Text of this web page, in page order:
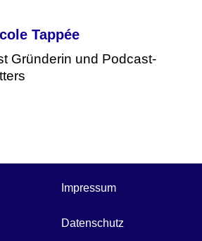
Tappée
Gründerin und Podcast-
Impressum
Datenschutz